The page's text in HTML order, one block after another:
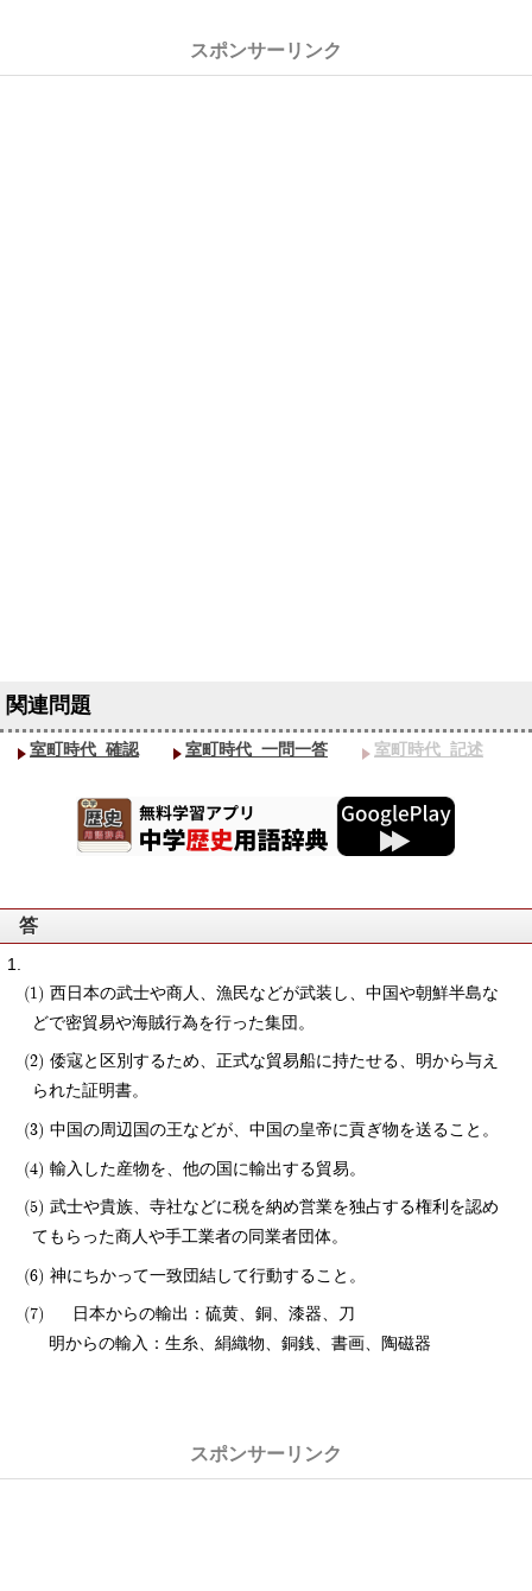
室町時代_確認 室町時代_一問一答 室町時代_記述
答
西日本の武士や商人、漁民などが武装し、中国や朝鮮半島な
どで密貿易や海賊行為を行った集団。
倭寇と区別するため、正式な貿易船に持たせる、明から与え
られた証明書。
中国の周辺国の王などが、中国の皇帝に貢ぎ物を送ること。
輸入した産物を、他の国に輸出する貿易。
武士や貴族、寺社などに税を納め営業を独占する権利を認め
てもらった商人や手工業者の同業者団体。
神にちかって一致団結して行動すること。
日本からの輸出：硫黄、銅、漆器、刀
明からの輸入：生糸、絹織物、銅銭、書画、陶磁器